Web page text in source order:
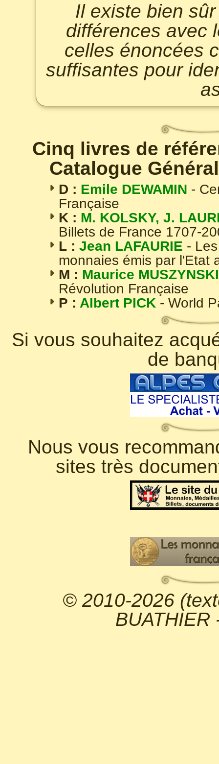
Il existe bien
différences avec
celles énoncées
suffisantes pour
Cinq livres de
Catalogue
D : Emile DEWAMIN -
Française
K : M. KOLSKY, J.
Billets de France 1707-
L : Jean LAFAURIE -
monnaies émis par l'Etat
M : Maurice MUSZYNSKI
Révolution Française
P : Albert PICK - World
Si vous souhaitez
de
Nous vous
sites très
© 2010-2026
BUATHIER